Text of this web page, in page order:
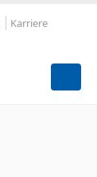
Karriere